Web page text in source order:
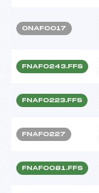
ONAF0017
FNAF0243.FFS
FNAF0223.FFS
FNAF0227
FNAF0081.FFS